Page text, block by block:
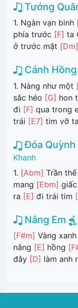
Tướng
1. Ngàn vạn binh
phía trước [F] ta
ở trước mặt [Dm]
Cánh
1. Nàng như một
sắc héo [G] hon
đi [F] qua trong
trái [E7] tim vỡ
Đóa Quỳnh
Khanh
1. [Abm] Trần
mang [Ebm]
ra [E] đi trái tim
Nắng Em
[F#m] Vàng
nắng [E] hồng
đây [D] làm anh